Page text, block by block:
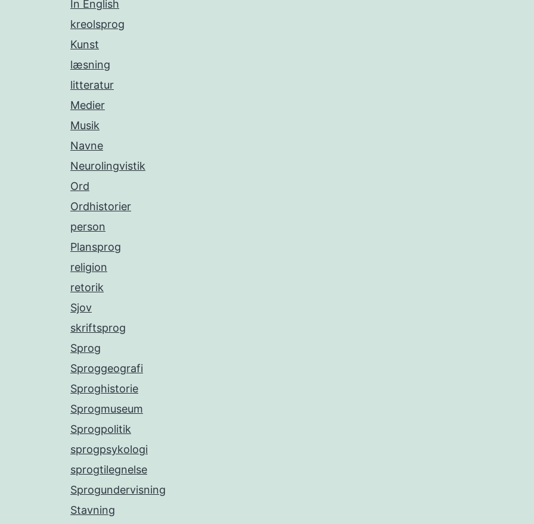
In English
kreolsprog
Kunst
læsning
litteratur
Medier
Musik
Navne
Neurolingvistik
Ord
Ordhistorier
person
Plansprog
religion
retorik
Sjov
skriftsprog
Sprog
Sproggeografi
Sproghistorie
Sprogmuseum
Sprogpolitik
sprogpsykologi
sprogtilegnelse
Sprogundervisning
Stavning